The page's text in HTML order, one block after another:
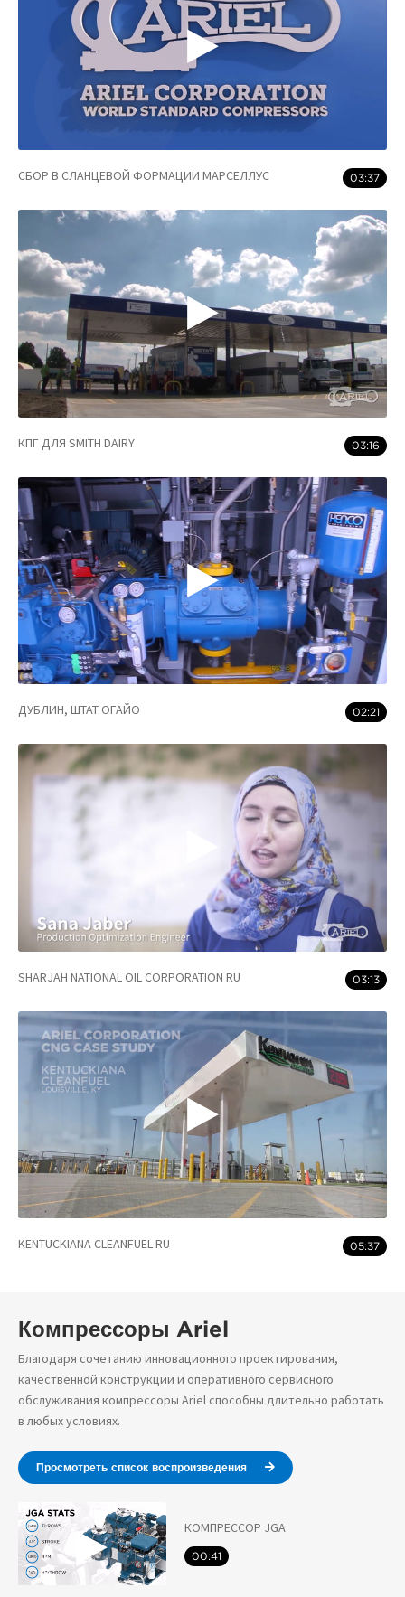
СБОР В СЛАНЦЕВОЙ ФОРМАЦИИ МАРСЕЛЛУС 03:37
КПГ ДЛЯ SMITH DAIRY 03:16
ДУБЛИН, ШТАТ ОГАЙО 02:21
SHARJAH NATIONAL OIL CORPORATION RU 03:13
KENTUCKIANA CLEANFUEL RU 05:37
Компрессоры Ariel
Благодаря сочетанию инновационного проектирования,
качественной конструкции и оперативного сервисного
обслуживания компрессоры Ariel способны длительно работать
в любых условиях.
Просмотреть список воспроизведения
КОМПРЕССОР JGA
00:41